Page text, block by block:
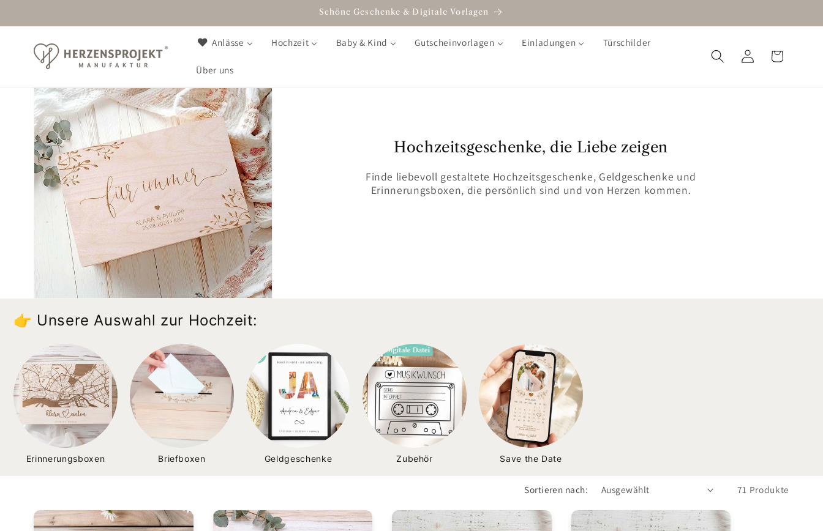
Inhalt
Schöne Geschenke & Digitale Vorlagen
Anlässe Hochzeit Baby & Kind Gutscheinvorlagen Einladungen Türschilder
Über uns
EinloggenWarenkorb
Hochzeitsgeschenke, die Liebe zeigen
Finde liebevoll gestaltete Hochzeitsgeschenke, Geldgeschenke und
Erinnerungsboxen, die persönlich sind und von Herzen kommen.
👉 Unsere Auswahl zur Hochzeit:
Erinnerungsboxen Briefboxen Geldgeschenke Zubehör Save the Date
Sortieren nach: 71 Produkte